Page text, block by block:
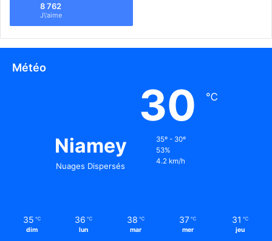
8 762
J\'aime
Météo
Niamey
Nuages Dispersés
30 ℃
35º - 30º
53%
4.2 km/h
35 ℃
dim
36 ℃
lun
38 ℃
mar
37 ℃
mer
31 ℃
jeu